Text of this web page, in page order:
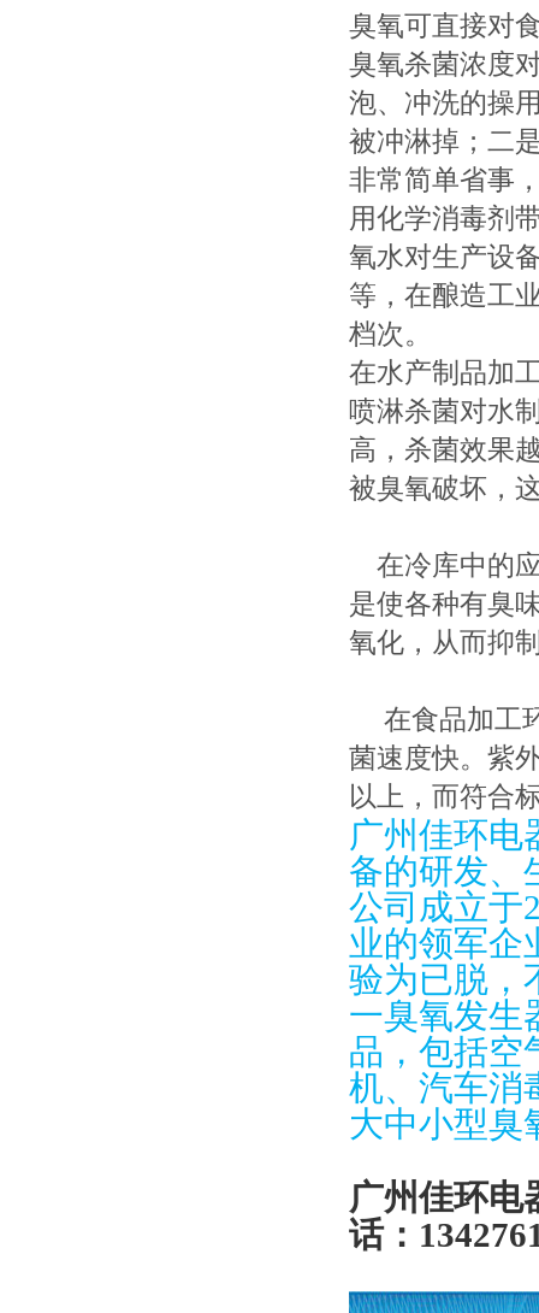
臭氧可直接对
臭氧杀菌浓度
泡、冲洗的操
被冲淋掉；二
非常简单省事
用化学消毒剂
氧水对生产设
等，在酿造工
档次。
在水产制品加
喷淋杀菌对水
高，杀菌效果
被臭氧破坏，
在冷库中的
是使各种有臭
氧化，从而抑
在食品加工
菌速度快。紫
以上，而符合
广州佳环电
备的研发、
公司成立于
业的领军企
验为已脱，
一臭氧发生
品，包括空
机、汽车消
大中小型臭
广州佳环电
话：